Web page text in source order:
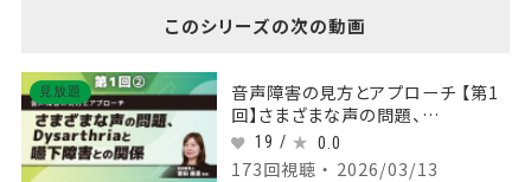
このシリーズの次の動画
見放題
音声障害の見方とアプローチ 【第1
回】さまざまな声の問題、
Dysarthriaと嚥下障害との関係
Part②声の問題についてⅡ
19 / 0.0
173回視聴 ・ 2026/03/13